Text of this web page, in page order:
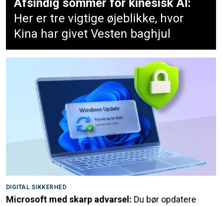
Afsindig sommer for kinesisk AI:
Her er tre vigtige øjeblikke, hvor
Kina har givet Vesten baghjul
DIGITAL SIKKERHED
Microsoft med skarp advarsel: Du bør opdatere